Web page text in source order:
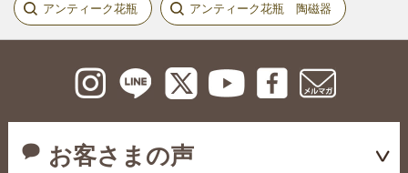
アンティーク花瓶 アンティーク花瓶 陶磁器
お客さまの声